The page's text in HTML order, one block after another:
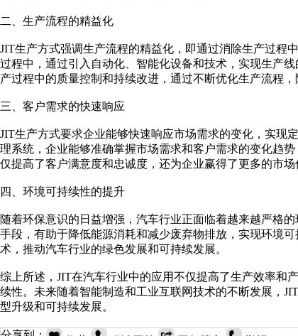
二、生产流程的精益化
JIT生产方式强调生产流程的精益化，即通过消除生产过程
过程中，通过引入自动化、智能化设备和技术，实现生产
产过程中的质量控制和持续改进，通过不断优化生产流程，
三、客户需求的快速响应
JIT生产方式要求企业能够快速响应市场需求的变化，实现
理系统，企业能够准确掌握市场需求和客户需求的变化趋
仅提高了客户满意度和忠诚度，还为企业赢得了更多的市场
四、环境可持续性的提升
随着环保意识的日益增强，汽车行业正面临着越来越严格
手段，有助于降低能源消耗和减少废弃物排放，实现环境
术，推动汽车行业的绿色发展和可持续发展。
综上所述，JIT在汽车行业中的应用不仅提高了生产效率和
续性。未来随着智能制造和工业互联网技术的不断发展，
型升级和可持续发展。